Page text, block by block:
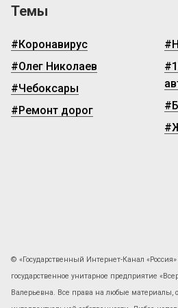
Темы
#Коронавирус
#Олег Николаев
#Чебоксары
#Ремонт дорог
© «Государственный Интернет-Канал
государственное унитарное предприятие
Валерьевна. Все права на любые материалы,